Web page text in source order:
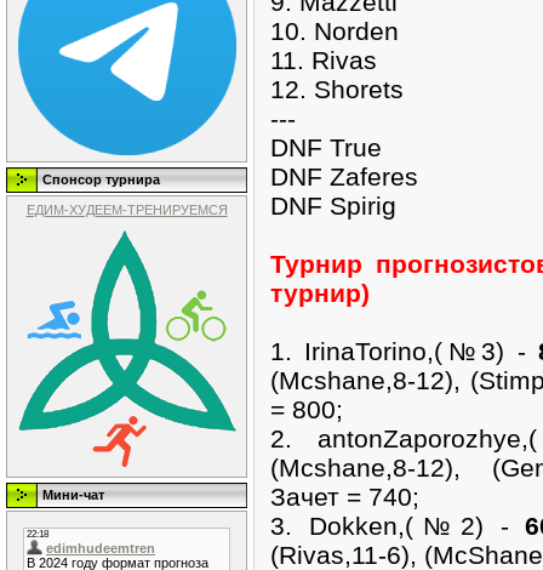
Спонсор турнира
ЕДИМ-ХУДЕЕМ-ТРЕНИРУЕМСЯ
Мини-чат
10. Norden
11. Rivas
12. Shorets
---
DNF True
DNF Zaferes
DNF Spirig
Турнир
турнир)
1. IrinaTorino,(№3) -
(Mcshane,8-12),
= 800;
2.
(Mcshane,8-12),
Зачет = 740;
3. Dokken,(№2) -
(Rivas,11-6),